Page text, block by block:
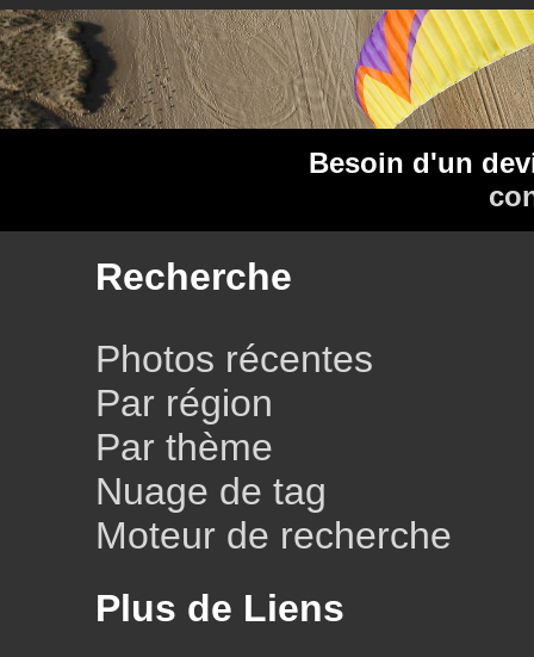
Besoin d'un
Recherche
Photos récentes
Par région
Par thème
Nuage de tag
Moteur de recherche
Plus de Liens